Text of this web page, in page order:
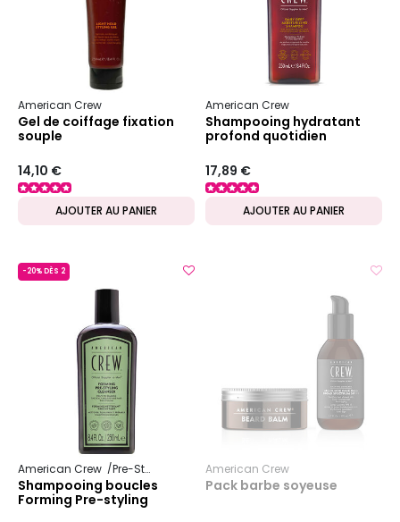
American Crew
Gel de coiffage fixation
souple
14,10 €
AJOUTER AU PANIER
American Crew
Shampooing hydratant
profond quotidien
17,89 €
AJOUTER AU PANIER
-20% DÈS 2
American Crew Pre-Styling
Shampooing boucles
Forming Pre-styling
American Crew
Pack barbe soyeuse